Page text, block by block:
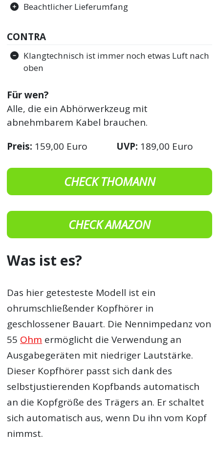
Beachtlicher Lieferumfang
CONTRA
Klangtechnisch ist immer noch etwas Luft nach
oben
Für wen?
Alle, die ein Abhörwerkzeug mit
abnehmbarem Kabel brauchen.
Preis: 159,00 Euro UVP: 189,00 Euro
CHECK THOMANN
CHECK AMAZON
Was ist es?
Das hier getesteste Modell ist ein
ohrumschließender Kopfhörer in
geschlossener Bauart. Die Nennimpedanz von
55 Ohm ermöglicht die Verwendung an
Ausgabegeräten mit niedriger Lautstärke.
Dieser Kopfhörer passt sich dank des
selbstjustierenden Kopfbands automatisch
an die Kopfgröße des Trägers an. Er schaltet
sich automatisch aus, wenn Du ihn vom Kopf
nimmst.